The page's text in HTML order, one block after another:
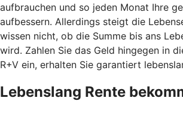
aufbrauchen und so jeden Monat Ihre
aufbessern. Allerdings steigt die
wissen nicht, ob die Summe bis ans
wird. Zahlen Sie das Geld hingegen in
R+V ein, erhalten Sie garantiert
Lebenslang Rente